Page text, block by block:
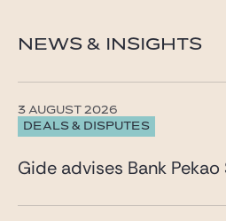
NEWS & INSIGHTS
DEALS & DISPUTES
3 AUGUST 2026
Gide advises Bank